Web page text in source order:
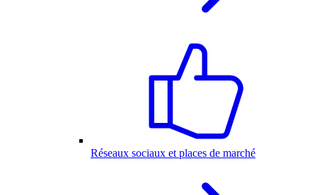
Réseaux sociaux et places de marché